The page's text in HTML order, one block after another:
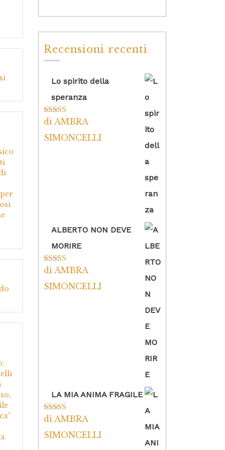
su
5su
Recensioni recenti
Lo spirito della
speranza
Valutato5su
di AMBRA
SIMONCELLI
ALBERTO NON DEVE
MORIRE
Valutato5su
di AMBRA
SIMONCELLI
LA MIA ANIMA FRAGILE
Valutato5su
di AMBRA
SIMONCELLI